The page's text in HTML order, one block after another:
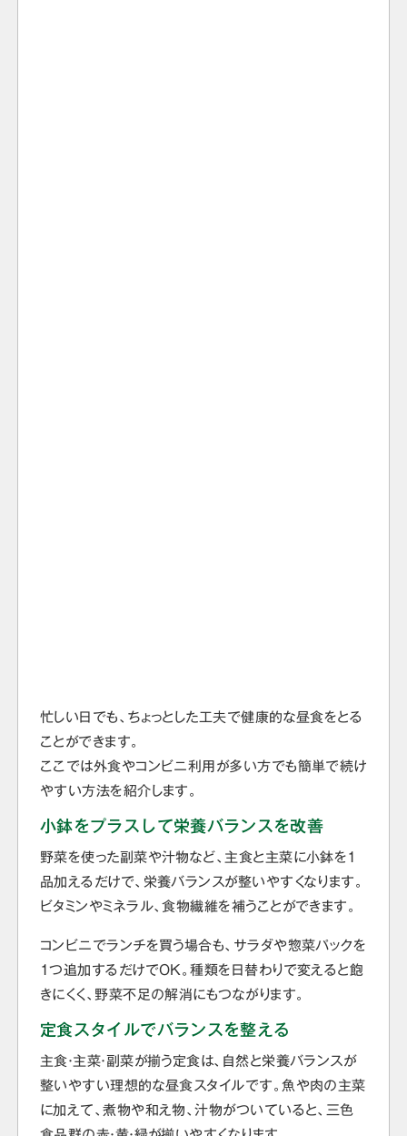
忙しい日でも、ちょっとした工夫で健康的な昼食をとる
ことができます。
ここでは外食やコンビニ利用が多い方でも簡単で続け
やすい方法を紹介します。
小鉢をプラスして栄養バランスを改善
野菜を使った副菜や汁物など、主食と主菜に小鉢を1
品加えるだけで、栄養バランスが整いやすくなります。
ビタミンやミネラル、食物繊維を補うことができます。
コンビニでランチを買う場合も、サラダや惣菜パックを
1つ追加するだけでOK。種類を日替わりで変えると飽
きにくく、野菜不足の解消にもつながります。
定食スタイルでバランスを整える
主食・主菜・副菜が揃う定食は、自然と栄養バランスが
整いやすい理想的な昼食スタイルです。魚や肉の主菜
に加えて、煮物や和え物、汁物がついていると、三色